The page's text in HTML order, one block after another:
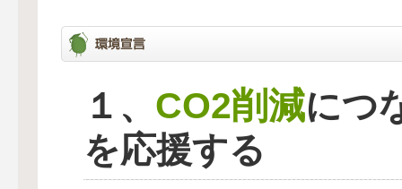
１、 CO2削減につ
を応援する